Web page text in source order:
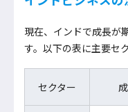
現在、インドで成長が
す。以下の表に主要セ
セクター